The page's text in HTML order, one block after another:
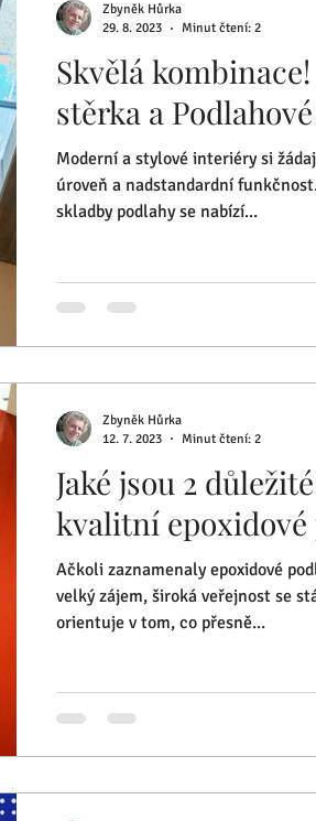
Skvělá
stěrka a
Moderní a stylové interiéry si
úroveň a nadstandardní
skladby podlahy se nabízí...
Zbyněk Hůrka
29. 8. 2023
Minut čtení: 2
Jaké jsou 2
kvalitní epoxidové
Ačkoli zaznamenaly epoxidové
velký zájem, široká veřejnost se
orientuje v tom, co přesně...
Zbyněk Hůrka
12. 7. 2023
Minut čtení: 2